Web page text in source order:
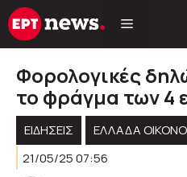
Μετάβαση
σε
Φορολογικές
το φράγμα των 4
ΕΙΔΗΣΕΙΣ ΕΛΛΆΔΑ
21/05/25 07:56